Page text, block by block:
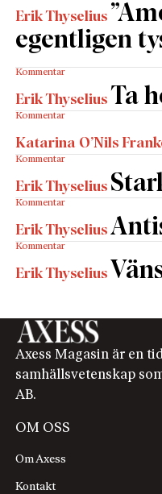
Erik Thyselius
egentligen
Kommentar
Erik Thyselius Ta
Kommentar
Katarina O’Nils
Kommentar
Erik Thyselius
Kommentar
Erik Thyselius
Kommentar
Erik Thyselius
Axess Magasin är en
samhällsvetenskap
AB.
OM OSS
Om Axess
Kontakt